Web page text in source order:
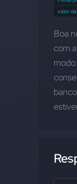
valor
Boa
com